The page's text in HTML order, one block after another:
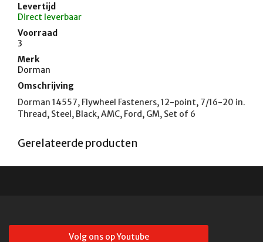
Levertijd
Direct leverbaar
Voorraad
3
Merk
Dorman
Omschrijving
Dorman 14557, Flywheel Fasteners, 12-point, 7/16-20 in.
Thread, Steel, Black, AMC, Ford, GM, Set of 6
Gerelateerde producten
Volg ons op Youtube